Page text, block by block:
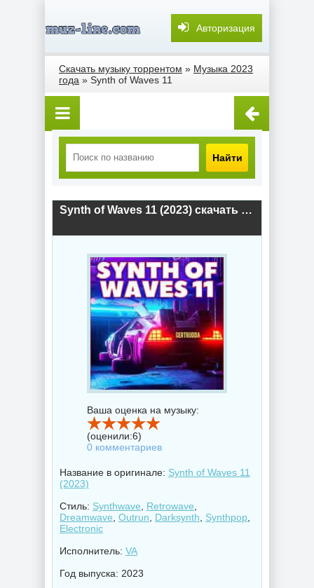
Авторизация
Скачать музыку торрентом » Музыка 2023
года » Synth of Waves 11
Найти
Synth of Waves 11 (2023) скачать торрент
Ваша оценка на музыку:
(оценили:6)
0 комментариев
Название в оригинале: Synth of Waves 11
(2023)
Стиль: Synthwave Retrowave
Dreamwave Outrun Darksynth Synthpop
Electronic
Исполнитель: VA
Год выпуска: 2023